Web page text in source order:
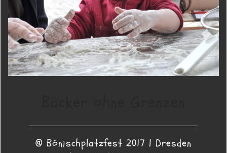
@ Bönischplatzfest 2017 | Dresden